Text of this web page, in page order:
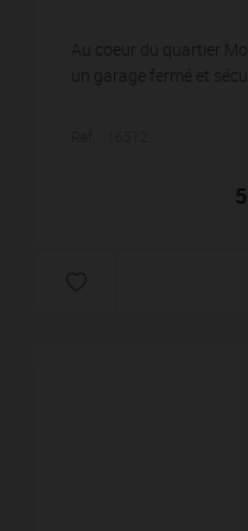
Au coeur du quartier
un garage fermé et